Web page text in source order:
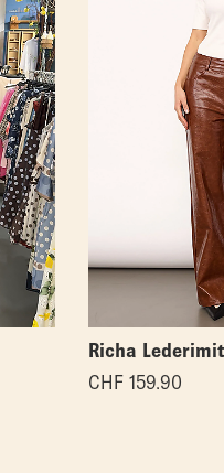
Richa
CHF 159.90